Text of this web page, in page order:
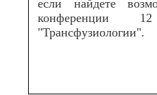
если найдете
конференции
"Трансфузиологии".